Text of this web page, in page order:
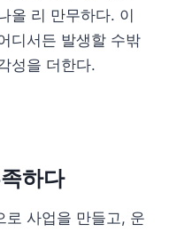
올 리 만무하다. 이
디서든 발생할 수밖
성을 더한다.
하다
로 사업을 만들고, 운